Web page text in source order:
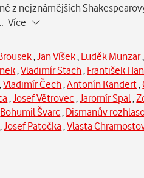
z nejznámějších
Více
,Jan Víšek Luděk Munzar
,Vladimír Stach František
,Vladimír Čech ,Antonín Kandert ,
,Josef Větrovec ,Jaromír Spal ,
Bohumil Švarc Dismanův
,Josef Patočka ,Vlasta